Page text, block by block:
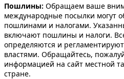
Пошлины: Обращаем ваше
международные посылки могут
пошлинами и налогами.
включают пошлины и налоги.
определяются и
властями. Обращайтесь,
информацией на сайт местной
стране.